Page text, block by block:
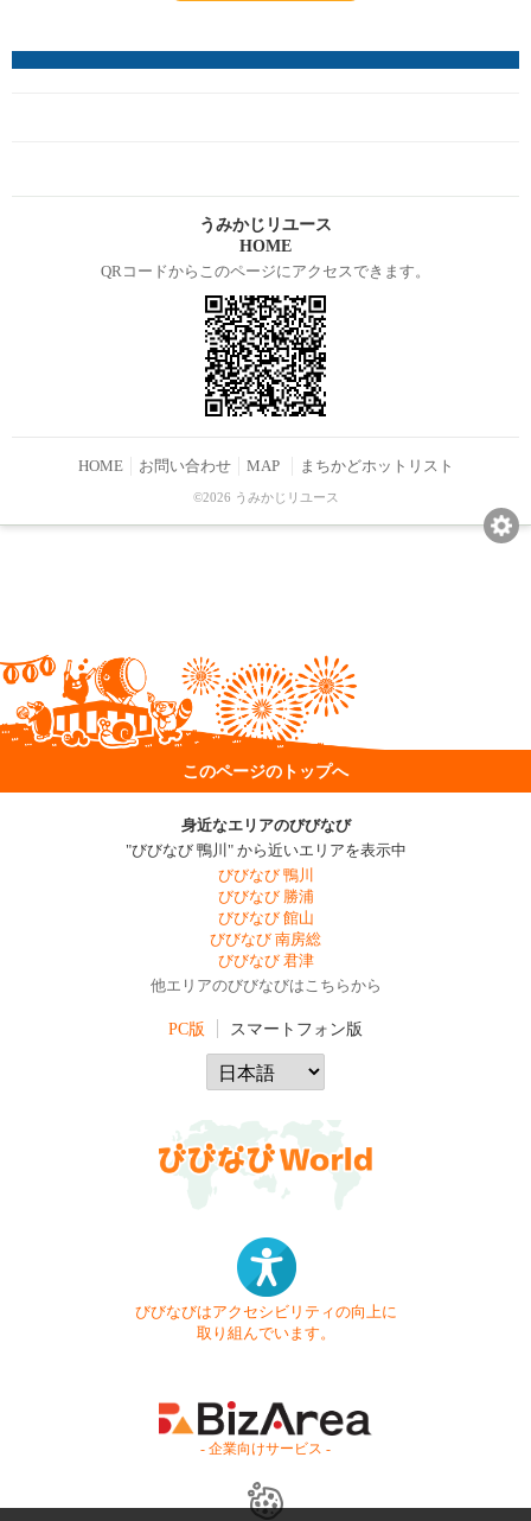
うみかじリユース
HOME
QRコードからこのページにアクセスできます。
HOME お問い合わせ MAP まちかどホットリスト
©2026 うみかじリユース
このページのトップへ
身近なエリアのびびなび
"びびなび 鴨川" から近いエリアを表示中
びびなび 鴨川
びびなび 勝浦
びびなび 館山
びびなび 南房総
びびなび 君津
他エリアのびびなびはこちらから
PC版 スマートフォン版
びびなびはアクセシビリティの向上に
取り組んでいます。
- 企業向けサービス -